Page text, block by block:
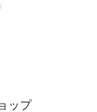
ップ